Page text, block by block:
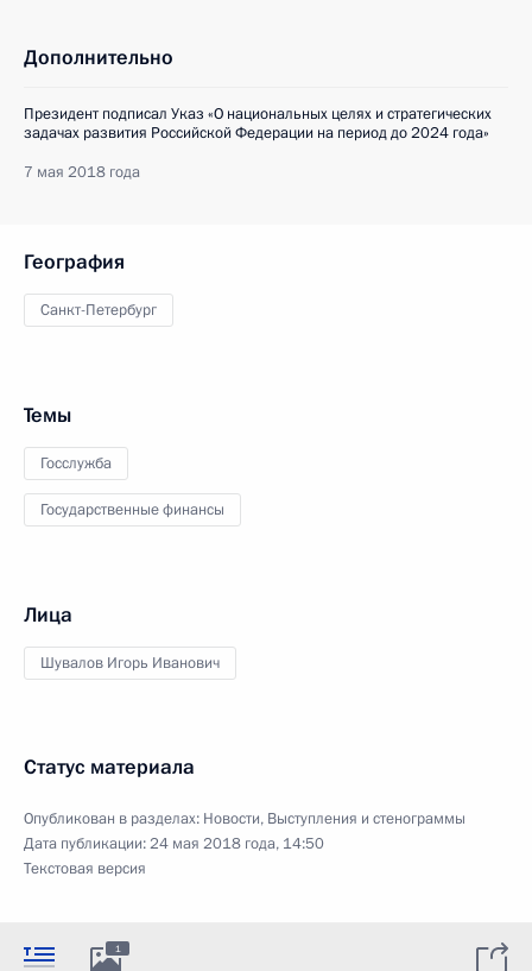
Дополнительно
Президент подписал Указ «О национальных целях и стратегических
задачах развития Российской Федерации на период до 2024 года»
7 мая 2018 года
География
Санкт-Петербург
Темы
Госслужба
Государственные финансы
Лица
Шувалов Игорь Иванович
Статус материала
Опубликован в разделах: Новости, Выступления и стенограммы
Дата публикации:24 мая 2018 года, 14:50
Текстовая версия
1